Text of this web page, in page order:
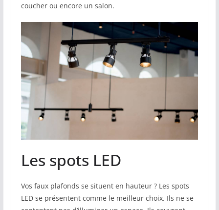
coucher ou encore un salon.
Les spots LED
Vos faux plafonds se situent en hauteur ? Les spots
LED se présentent comme le meilleur choix. Ils ne se